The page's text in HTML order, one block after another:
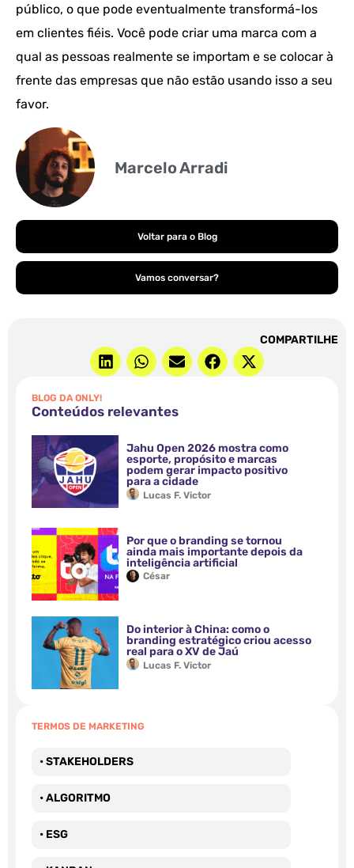
público, o que pode eventualmente transformá-los
em clientes fiéis. Você pode criar uma marca com a
qual as pessoas realmente se importam e se colocar à
frente das empresas que não estão usando isso a seu
favor.
Marcelo Arradi
Voltar para o Blog
Vamos conversar?
COMPARTILHE
BLOG DA ONLY!
Conteúdos relevantes
Jahu Open 2026 mostra como
esporte, propósito e marcas
podem gerar impacto positivo
para a cidade
Lucas F. Victor
Por que o branding se tornou
ainda mais importante depois da
inteligência artificial
César
Do interior à China: como o
branding estratégico criou acesso
real para o XV de Jaú
Lucas F. Victor
TERMOS DE MARKETING
• STAKEHOLDERS
• ALGORITMO
• ESG